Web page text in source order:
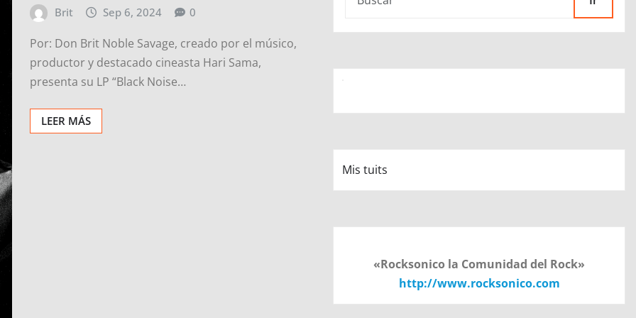
Brit Sep 6, 2024 0
Por: Don Brit Noble Savage, creado por el músico,
productor y destacado cineasta Hari Sama,
presenta su LP “Black Noise…
LEER MÁS
Mis tuits
«Rocksonico la Comunidad del Rock»
http://www.rocksonico.com